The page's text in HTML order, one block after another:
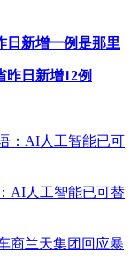
日新增一例是那里
昨日新增12例
AI人工智能已可替